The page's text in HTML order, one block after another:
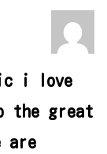
i love
the great
are